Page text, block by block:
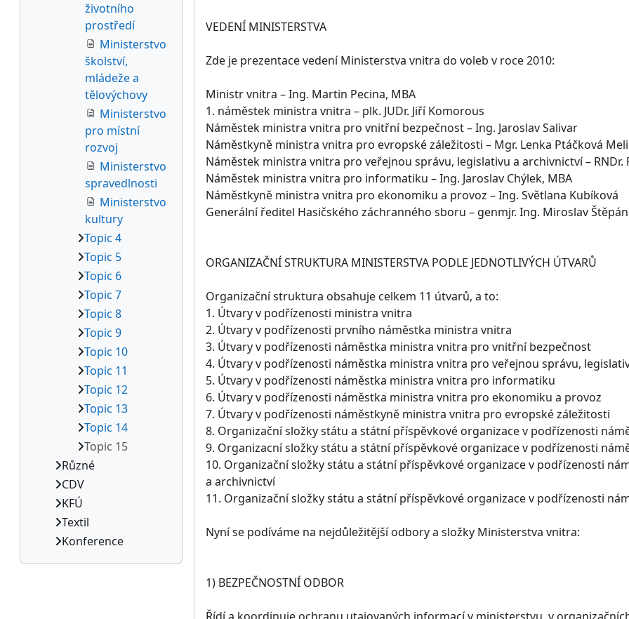
VEDENÍ MINISTERSTVA
Zde je prezentace vedení Ministerstva vnitra do voleb v roce 2010:
Ministr vnitra – Ing. Martin Pecina, MBA
1. náměstek ministra vnitra – plk. JUDr. Jiří Komorous
Náměstek ministra vnitra pro vnitřní bezpečnost – Ing. Jaroslav Salivar
Náměstkyně ministra vnitra pro evropské záležitosti – Mgr. Lenka Ptáčková
Náměstek ministra vnitra pro veřejnou správu, legislativu a archivnictví – RNDr.
Náměstek ministra vnitra pro informatiku – Ing. Jaroslav Chýlek, MBA
Náměstkyně ministra vnitra pro ekonomiku a provoz – Ing. Světlana Kubíková
Generální ředitel Hasičského záchranného sboru – genmjr. Ing. Miroslav Štěpán
ORGANIZAČNÍ STRUKTURA MINISTERSTVA PODLE JEDNOTLIVÝCH ÚTVARŮ
Organizační struktura obsahuje celkem 11 útvarů, a to:
1. Útvary v podřízenosti ministra vnitra
2. Útvary v podřízenosti prvního náměstka ministra vnitra
3. Útvary v podřízenosti náměstka ministra vnitra pro vnitřní bezpečnost
4. Útvary v podřízenosti náměstka ministra vnitra pro veřejnou správu,
5. Útvary v podřízenosti náměstka ministra vnitra pro informatiku
6. Útvary v podřízenosti náměstka ministra vnitra pro ekonomiku a provoz
7. Útvary v podřízenosti náměstkyně ministra vnitra pro evropské záležitosti
8. Organizační složky státu a státní příspěvkové organizace v podřízenosti
9. Organizacní složky státu a státní příspěvkové organizace v podřízenosti
10. Organizační složky státu a státní příspěvkové organizace v podřízenosti
a archivnictví
11. Organizační složky státu a státní příspěvkové organizace v podřízenosti
Nyní se podíváme na nejdůležitější odbory a složky Ministerstva vnitra:
1) BEZPEČNOSTNÍ ODBOR
životního
prostředí
Ministerstvo
školství,
mládeže a
tělovýchovy
Ministerstvo
pro místní
rozvoj
Ministerstvo
spravedlnosti
Ministerstvo
kultury
Topic 4
Topic 5
Topic 6
Topic 7
Topic 8
Topic 9
Topic 10
Topic 11
Topic 12
Topic 13
Topic 14
Topic 15
Různé
CDV
KFÚ
Textil
Konference